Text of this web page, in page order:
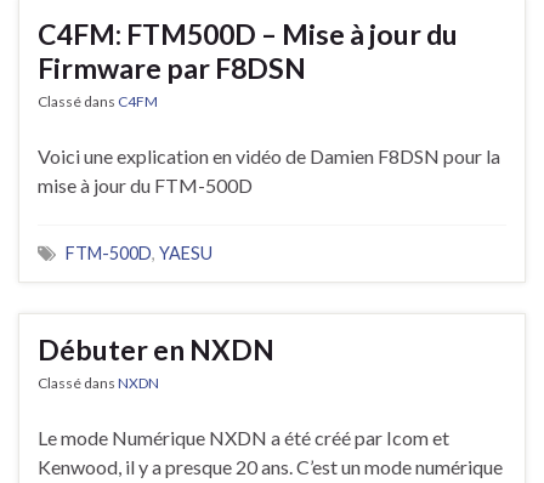
C4FM: FTM500D – Mise à jour du
Firmware par F8DSN
Classé dans C4FM
Voici une explication en vidéo de Damien F8DSN pour la
mise à jour du FTM-500D
FTM-500D, YAESU
Débuter en NXDN
Classé dans NXDN
Le mode Numérique NXDN a été créé par Icom et
Kenwood, il y a presque 20 ans. C’est un mode numérique